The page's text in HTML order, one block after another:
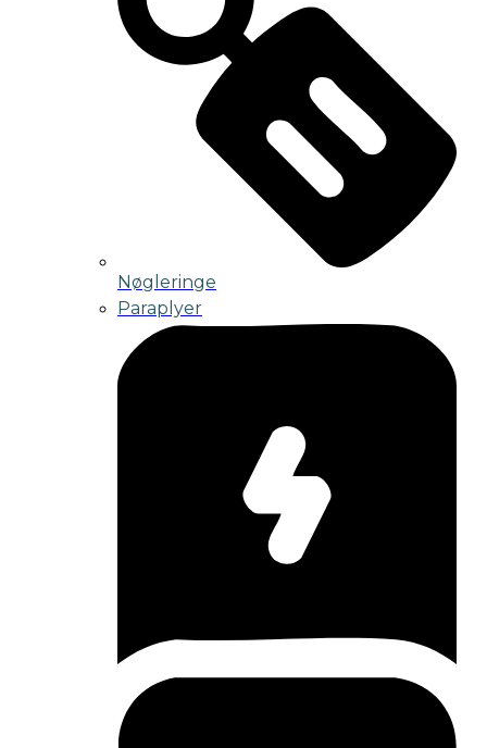
Nøgleringe
Paraplyer